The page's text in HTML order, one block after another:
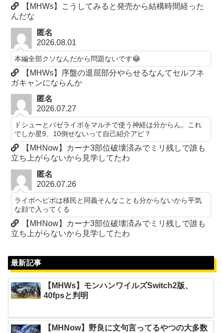
【MHWs】こうしてみると発売から結構時間経った
んだな
匿名
2026.08.01
本編全部クソなんだから問題ないです😂
【MHWs】序盤の退屈部分やらせるなんてセルフネ
ガキャンにならんか
匿名
2026.07.27
ドシューとバゼライボをマルチで使う神経は分からん。これ
でしか星9、10倒せないって自己紹介アピ？
【MHNow】カーナ3部位破壊済みでミリ残しで誰も
立ち上がらないから見学してたわ
匿名
2026.07.26
ライボヘビボは移民と同義そんなことも分からないから平気
な顔で入ってくる
【MHNow】カーナ3部位破壊済みでミリ残しで誰も
立ち上がらないから見学してたわ
最新記事
【MHWs】モンハンワイルズSwitch2版、
40fpsと判明
【MHNow】野良に文句言ってるやつの大多数